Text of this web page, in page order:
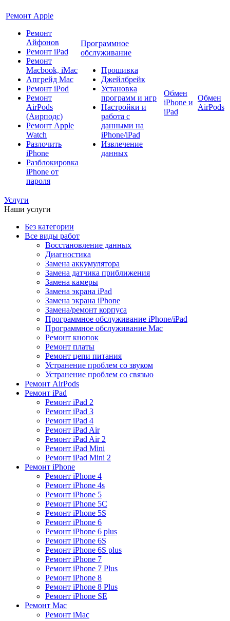
Ремонт Apple
Ремонт
Айфонов
Ремонт iPad
Ремонт
Macbook, iMac
Апгрейд Mac
Ремонт iPod
Ремонт
AirPods
(Аирподс)
Ремонт Apple
Watch
Разлочить
iPhone
Разблокировка
iPhone от
пароля
Программное
обслуживание
Прошивка
Джейлбрейк
Установка
программ и игр
Настройки и
работа с
данными на
iPhone/iPad
Извлечение
данных
Обмен
iPhone и
iPad
Обмен
AirPods
Услуги
Наши услуги
Без категории
Все виды работ
Восстановление данных
Диагностика
Замена аккумулятора
Замена датчика приближения
Замена камеры
Замена экрана iPad
Замена экрана iPhone
Замена/ремонт корпуса
Программное обслуживание iPhone/iPad
Программное обслуживание Mac
Ремонт кнопок
Ремонт платы
Ремонт цепи питания
Устранение проблем со звуком
Устранение проблем со связью
Ремонт AirPods
Ремонт iPad
Ремонт iPad 2
Ремонт iPad 3
Ремонт iPad 4
Ремонт iPad Air
Ремонт iPad Air 2
Ремонт iPad Mini
Ремонт iPad Mini 2
Ремонт iPhone
Ремонт iPhone 4
Ремонт iPhone 4s
Ремонт iPhone 5
Ремонт iPhone 5C
Ремонт iPhone 5S
Ремонт iPhone 6
Ремонт iPhone 6 plus
Ремонт iPhone 6S
Ремонт iPhone 6S plus
Ремонт iPhone 7
Ремонт iPhone 7 Plus
Ремонт iPhone 8
Ремонт iPhone 8 Plus
Ремонт iPhone SE
Ремонт Mac
Ремонт iMac